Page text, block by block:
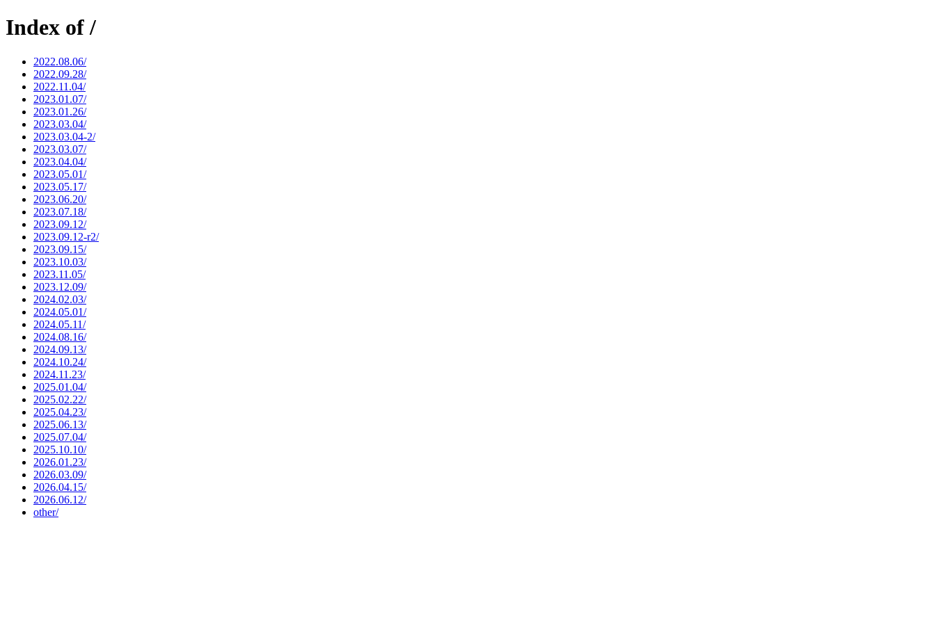
Index of /
2022.08.06/
2022.09.28/
2022.11.04/
2023.01.07/
2023.01.26/
2023.03.04/
2023.03.04-2/
2023.03.07/
2023.04.04/
2023.05.01/
2023.05.17/
2023.06.20/
2023.07.18/
2023.09.12/
2023.09.12-r2/
2023.09.15/
2023.10.03/
2023.11.05/
2023.12.09/
2024.02.03/
2024.05.01/
2024.05.11/
2024.08.16/
2024.09.13/
2024.10.24/
2024.11.23/
2025.01.04/
2025.02.22/
2025.04.23/
2025.06.13/
2025.07.04/
2025.10.10/
2026.01.23/
2026.03.09/
2026.04.15/
2026.06.12/
other/